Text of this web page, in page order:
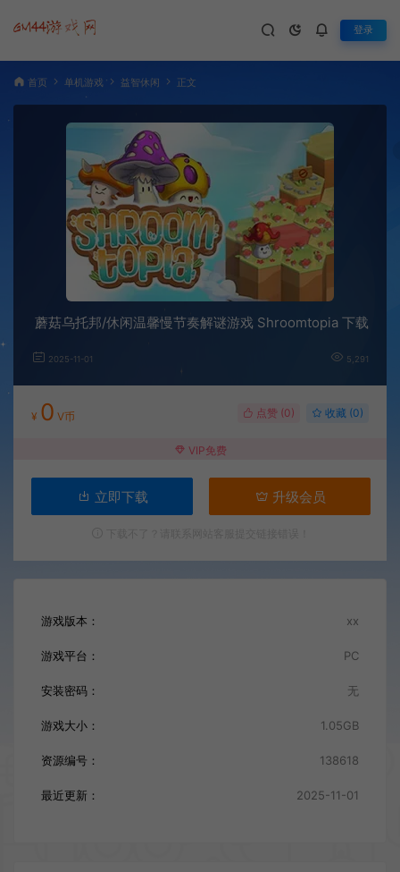
登录
首页 单机游戏 益智休闲 正文
蘑菇乌托邦/休闲温馨慢节奏解谜游戏 Shroomtopia 下载
2025-11-01 5,291
¥ 0 V币 点赞 (0) 收藏 (0)
VIP免费
立即下载 升级会员
游戏版本： xx
游戏平台： PC
安装密码： 无
游戏大小： 1.05GB
资源编号： 138618
最近更新： 2025-11-01